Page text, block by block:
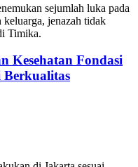
sejumlah luka pada
jenazah tidak
Timika.
Kesehatan Fondasi
Berkualitas